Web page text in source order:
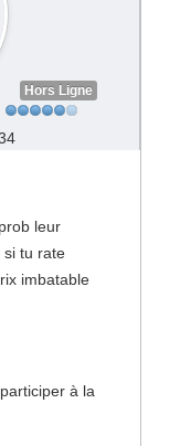
Hors Ligne
leur
si tu rate
imbatable
à la